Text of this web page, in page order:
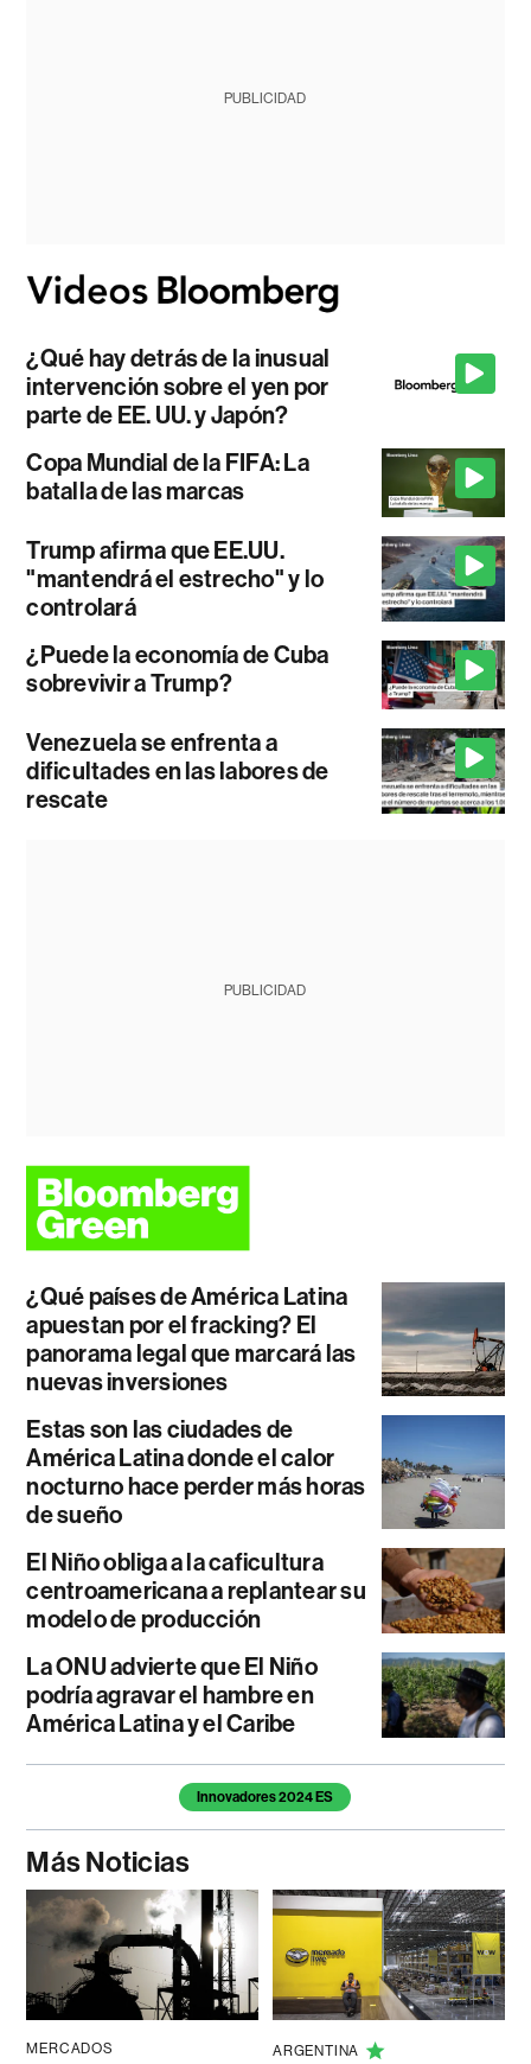
PUBLICIDAD
¿Qué hay detrás de la inusual
intervención sobre el yen por
parte de EE. UU. y Japón?
Copa Mundial de la FIFA: La
batalla de las marcas
Trump afirma que EE.UU.
"mantendrá el estrecho" y lo
controlará
¿Puede la economía de Cuba
sobrevivir a Trump?
Venezuela se enfrenta a
dificultades en las labores de
rescate
PUBLICIDAD
¿Qué países de América Latina
apuestan por el fracking? El
panorama legal que marcará las
nuevas inversiones
Estas son las ciudades de
América Latina donde el calor
nocturno hace perder más horas
de sueño
El Niño obliga a la caficultura
centroamericana a replantear su
modelo de producción
La ONU advierte que El Niño
podría agravar el hambre en
América Latina y el Caribe
Temas de este artículoInnovadores 2024 ES
Más Noticias
MERCADOS ARGENTINA